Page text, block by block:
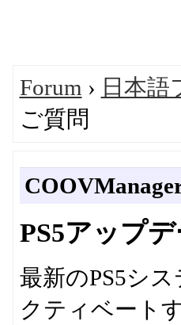
Forum › 日本語
ご質問
PS5アップ
最新のPS5シ
クティベート